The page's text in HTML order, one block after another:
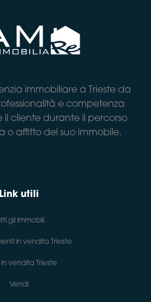
immobiliare a Trieste da
e competenza
cliente durante il percorso
o affitto del suo immobile.
Link utili
gli immobili
in vendita Trieste
vendita Trieste
Vendi